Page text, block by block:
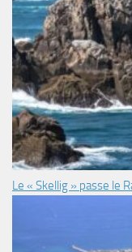
Le « Skellig » passe le